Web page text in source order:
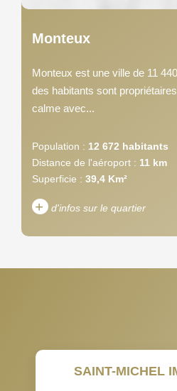
Monteux
Monteux est une ville de 11
des habitants sont
calme avec...
Population : 12 672 habitants
Distance de l'aéroport : 11 km
Superficie : 39,4 Km²
+ d'infos sur le quartier
TAXE FONCIÈRESAINT-MICHEL